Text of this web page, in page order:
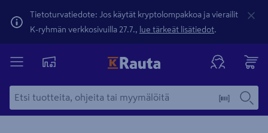
Tietoturvatiedote: Jos käytät kryptolompakkoa ja vierailit
K-ryhmän verkkosivuilla 27.7., lue tärkeät lisätiedot.